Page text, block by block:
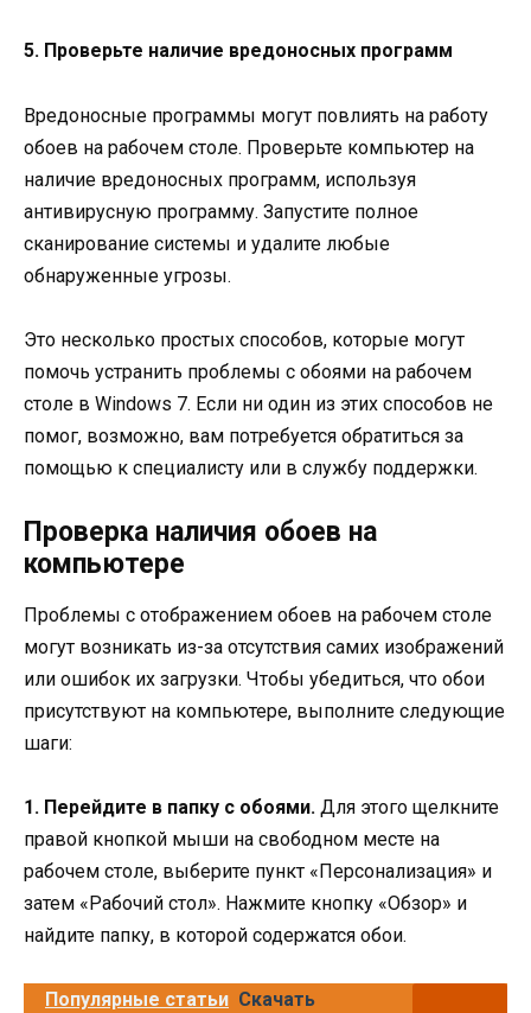
5. Проверьте наличие вредоносных программ
Вредоносные программы могут повлиять на работу
обоев на рабочем столе. Проверьте компьютер на
наличие вредоносных программ, используя
антивирусную программу. Запустите полное
сканирование системы и удалите любые
обнаруженные угрозы.
Это несколько простых способов, которые могут
помочь устранить проблемы с обоями на рабочем
столе в Windows 7. Если ни один из этих способов не
помог, возможно, вам потребуется обратиться за
помощью к специалисту или в службу поддержки.
Проверка наличия обоев на
компьютере
Проблемы с отображением обоев на рабочем столе
могут возникать из-за отсутствия самих изображений
или ошибок их загрузки. Чтобы убедиться, что обои
присутствуют на компьютере, выполните следующие
шаги:
1. Перейдите в папку с обоями. Для этого щелкните
правой кнопкой мыши на свободном месте на
рабочем столе, выберите пункт «Персонализация» и
затем «Рабочий стол». Нажмите кнопку «Обзор» и
найдите папку, в которой содержатся обои.
Популярные статьи Скачать